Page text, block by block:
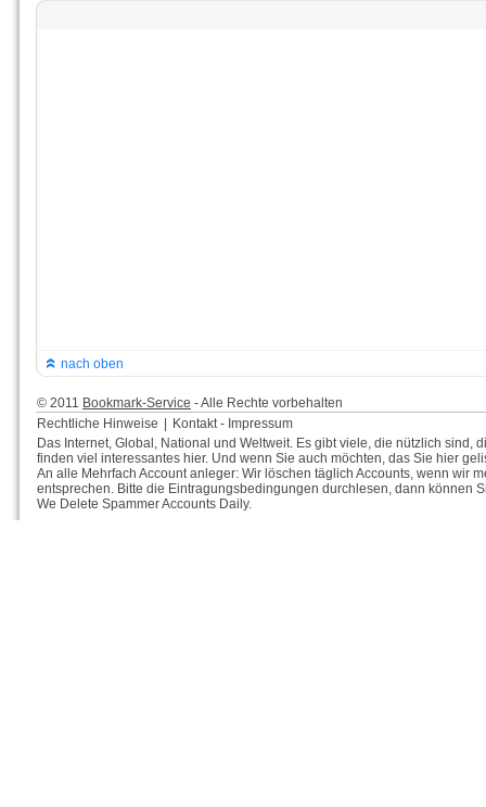
nach oben
© 2011 Bookmark-Service - Alle Rechte vorbehalten
Rechtliche Hinweise
Kontakt - Impressum
Das Internet, Global, National und Weltweit. Es gibt viele, die nützlich
finden viel interessantes hier. Und wenn Sie auch möchten, das Sie hier
An alle Mehrfach Account anleger: Wir löschen täglich Accounts, wenn wir
entsprechen. Bitte die Eintragungsbedingungen durchlesen, dann können
We Delete Spammer Accounts Daily.